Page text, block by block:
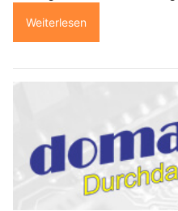
Weiterlesen